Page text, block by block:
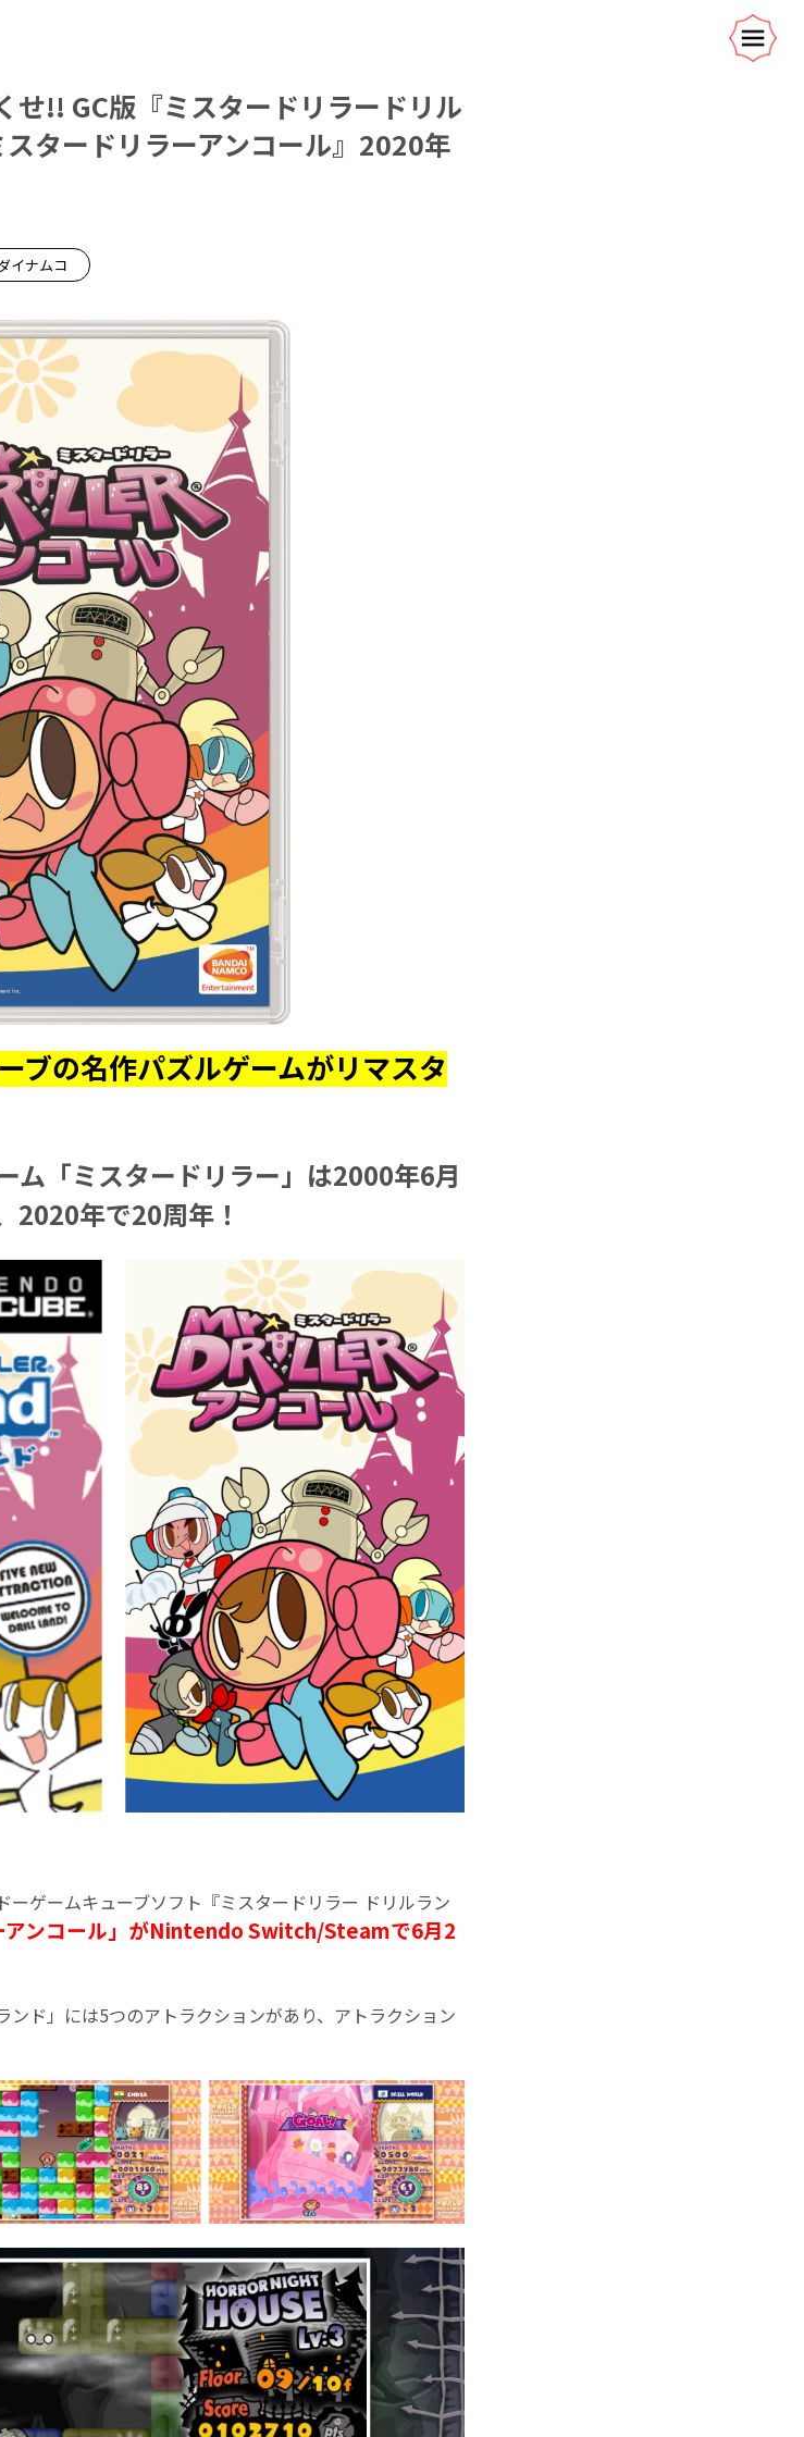
せ!! GC版『ミスタードリラードリル
タードリラーアンコール』2020年
イナムコ
ブの名作パズルゲームがリマスタ
ム「ミスタードリラー」は2000年6月
2020年で20周年！
ーゲームキューブソフト『ミスタードリラー ドリルラン
アンコール」がNintendo Switch/Steamで6月2
ド」には5つのアトラクションがあり、アトラクション